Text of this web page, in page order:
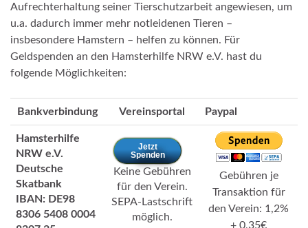
Aufrechterhaltung seiner Tierschutzarbeit angewiesen, um
u.a. dadurch immer mehr notleidenen Tieren –
insbesondere Hamstern – helfen zu können. Für
Geldspenden an den Hamsterhilfe NRW e.V. hast du
folgende Möglichkeiten:
Bankverbindung Vereinsportal Paypal
Hamsterhilfe
NRW e.V.
Deutsche
Skatbank
IBAN: DE98
8306 5408 0004
Jetzt
Spenden
Keine Gebühren
für den Verein.
SEPA-Lastschrift
möglich.
Gebühren je
Transaktion für
den Verein: 1,2%
+ 0,35€